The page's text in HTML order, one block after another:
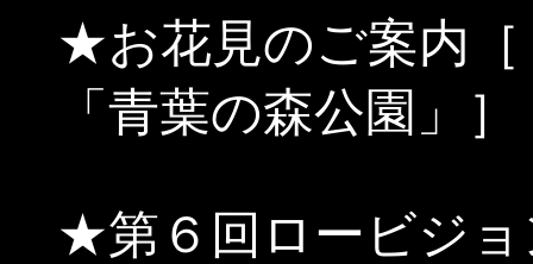
★お花見のご案内［
「青葉の森公園」］
★第６回ロービジョ